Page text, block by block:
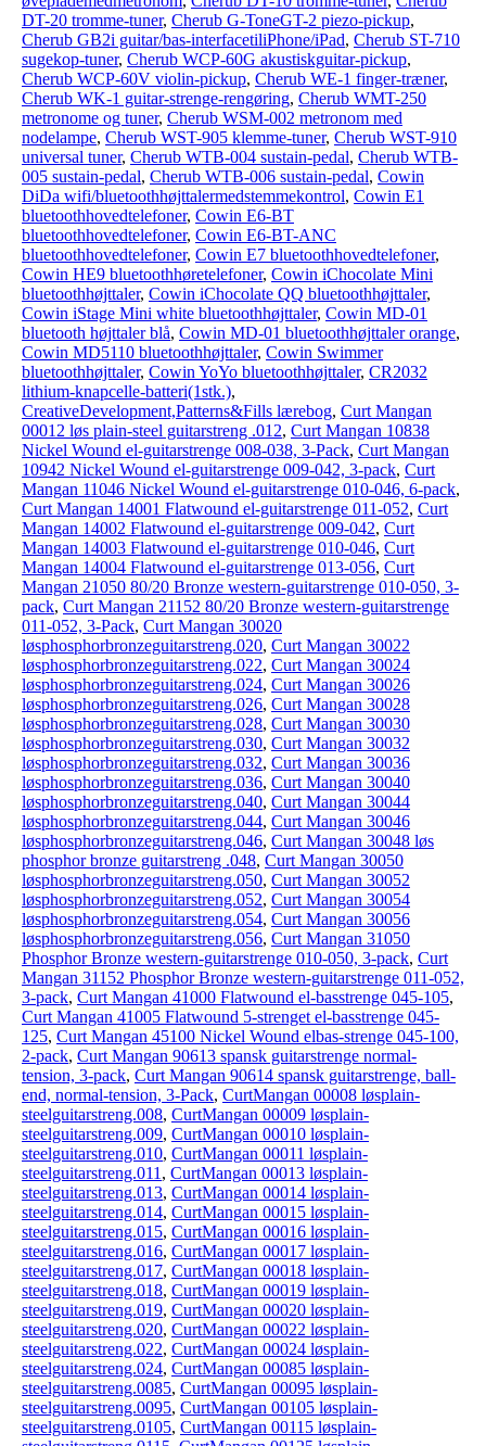
DT-20 tromme-tuner, Cherub G-ToneGT-2 piezo-pickup,
Cherub GB2i guitar/bas-interfacetiliPhone/iPad, Cherub ST-710
sugekop-tuner, Cherub WCP-60G akustiskguitar-pickup,
Cherub WCP-60V violin-pickup, Cherub WE-1 finger-træner,
Cherub WK-1 guitar-strenge-rengøring, Cherub WMT-250
metronome og tuner, Cherub WSM-002 metronom med
nodelampe, Cherub WST-905 klemme-tuner, Cherub WST-910
universal tuner, Cherub WTB-004 sustain-pedal, Cherub WTB-
005 sustain-pedal, Cherub WTB-006 sustain-pedal, Cowin
DiDa wifi/bluetoothhøjttalermedstemmekontrol, Cowin E1
bluetoothhovedtelefoner, Cowin E6-BT
bluetoothhovedtelefoner, Cowin E6-BT-ANC
bluetoothhovedtelefoner, Cowin E7 bluetoothhovedtelefoner,
Cowin HE9 bluetoothhøretelefoner, Cowin iChocolate Mini
bluetoothhøjttaler, Cowin iChocolate QQ bluetoothhøjttaler,
Cowin iStage Mini white bluetoothhøjttaler, Cowin MD-01
bluetooth højttaler blå, Cowin MD-01 bluetoothhøjttaler orange,
Cowin MD5110 bluetoothhøjttaler, Cowin Swimmer
bluetoothhøjttaler, Cowin YoYo bluetoothhøjttaler, CR2032
lithium-knapcelle-batteri(1stk.),
CreativeDevelopment,Patterns&Fills lærebog, Curt Mangan
00012 løs plain-steel guitarstreng .012, Curt Mangan 10838
Nickel Wound el-guitarstrenge 008-038, 3-Pack, Curt Mangan
10942 Nickel Wound el-guitarstrenge 009-042, 3-pack, Curt
Mangan 11046 Nickel Wound el-guitarstrenge 010-046, 6-pack,
Curt Mangan 14001 Flatwound el-guitarstrenge 011-052, Curt
Mangan 14002 Flatwound el-guitarstrenge 009-042, Curt
Mangan 14003 Flatwound el-guitarstrenge 010-046, Curt
Mangan 14004 Flatwound el-guitarstrenge 013-056, Curt
Mangan 21050 80/20 Bronze western-guitarstrenge 010-050, 3-
pack, Curt Mangan 21152 80/20 Bronze western-guitarstrenge
011-052, 3-Pack, Curt Mangan 30020
løsphosphorbronzeguitarstreng.020, Curt Mangan 30022
løsphosphorbronzeguitarstreng.022, Curt Mangan 30024
løsphosphorbronzeguitarstreng.024, Curt Mangan 30026
løsphosphorbronzeguitarstreng.026, Curt Mangan 30028
løsphosphorbronzeguitarstreng.028, Curt Mangan 30030
løsphosphorbronzeguitarstreng.030, Curt Mangan 30032
løsphosphorbronzeguitarstreng.032, Curt Mangan 30036
løsphosphorbronzeguitarstreng.036, Curt Mangan 30040
løsphosphorbronzeguitarstreng.040, Curt Mangan 30044
løsphosphorbronzeguitarstreng.044, Curt Mangan 30046
løsphosphorbronzeguitarstreng.046, Curt Mangan 30048 løs
phosphor bronze guitarstreng .048, Curt Mangan 30050
løsphosphorbronzeguitarstreng.050, Curt Mangan 30052
løsphosphorbronzeguitarstreng.052, Curt Mangan 30054
løsphosphorbronzeguitarstreng.054, Curt Mangan 30056
løsphosphorbronzeguitarstreng.056, Curt Mangan 31050
Phosphor Bronze western-guitarstrenge 010-050, 3-pack, Curt
Mangan 31152 Phosphor Bronze western-guitarstrenge 011-052,
3-pack, Curt Mangan 41000 Flatwound el-basstrenge 045-105,
Curt Mangan 41005 Flatwound 5-strenget el-basstrenge 045-
125, Curt Mangan 45100 Nickel Wound elbas-strenge 045-100,
2-pack, Curt Mangan 90613 spansk guitarstrenge normal-
tension, 3-pack, Curt Mangan 90614 spansk guitarstrenge, ball-
end, normal-tension, 3-Pack, CurtMangan 00008 løsplain-
steelguitarstreng.008, CurtMangan 00009 løsplain-
steelguitarstreng.009, CurtMangan 00010 løsplain-
steelguitarstreng.010, CurtMangan 00011 løsplain-
steelguitarstreng.011 , CurtMangan 00013 løsplain-
steelguitarstreng.013, CurtMangan 00014 løsplain-
steelguitarstreng.014, CurtMangan 00015 løsplain-
steelguitarstreng.015, CurtMangan 00016 løsplain-
steelguitarstreng.016, CurtMangan 00017 løsplain-
steelguitarstreng.017, CurtMangan 00018 løsplain-
steelguitarstreng.018, CurtMangan 00019 løsplain-
steelguitarstreng.019, CurtMangan 00020 løsplain-
steelguitarstreng.020, CurtMangan 00022 løsplain-
steelguitarstreng.022, CurtMangan 00024 løsplain-
steelguitarstreng.024, CurtMangan 00085 løsplain-
steelguitarstreng.0085, CurtMangan 00095 løsplain-
steelguitarstreng.0095, CurtMangan 00105 løsplain-
steelguitarstreng.0105, CurtMangan 00115 løsplain-